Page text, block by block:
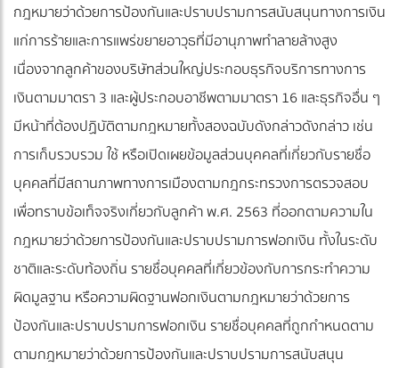
กฎหมายว่าด้วยการป้องกันและปราบปรามการสนับสนุนทางการเงิน
แก่การร้ายและการแพร่ขยายอาวุธที่มีอานุภาพทำลายล้างสูง
เนื่องจากลูกค้าของบริษัทส่วนใหญ่ประกอบธุรกิจบริการทางการ
เงินตามมาตรา 3 และผู้ประกอบอาชีพตามมาตรา 16 และธุรกิจอื่น ๆ
มีหน้าที่ต้องปฏิบัติตามกฎหมายทั้งสองฉบับดังกล่าวดังกล่าว เช่น
การเก็บรวบรวม ใช้ หรือเปิดเผยข้อมูลส่วนบุคคลที่เกี่ยวกับรายชื่อ
บุคคลที่มีสถานภาพทางการเมืองตามกฎกระทรวงการตรวจสอบ
เพื่อทราบข้อเท็จจริงเกี่ยวกับลูกค้า พ.ศ. 2563 ที่ออกตามความใน
กฎหมายว่าด้วยการป้องกันและปราบปรามการฟอกเงิน ทั้งในระดับ
ชาติและระดับท้องถิ่น รายชื่อบุคคลที่เกี่ยวข้องกับการกระทำความ
ผิดมูลฐาน หรือความผิดฐานฟอกเงินตามกฎหมายว่าด้วยการ
ป้องกันและปราบปรามการฟอกเงิน รายชื่อบุคคลที่ถูกกำหนดตาม
ตามกฎหมายว่าด้วยการป้องกันและปราบปรามการสนับสนุน